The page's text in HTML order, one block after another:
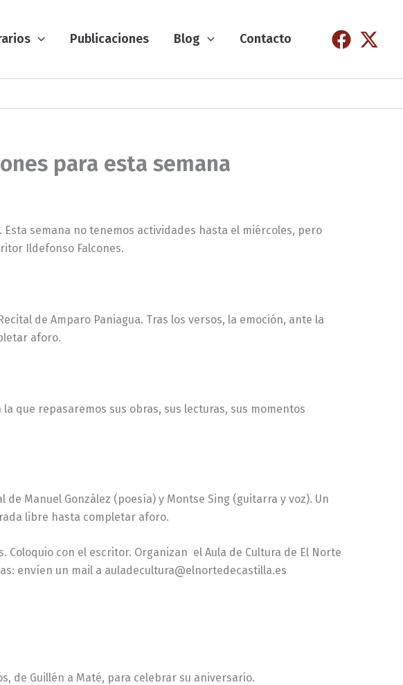
Publicaciones Blog Contacto
para esta semana
semana no tenemos actividades hasta el miércoles, pero
Ildefonso Falcones.
Recital de Amparo Paniagua. Tras los versos, la emoción, ante la
aforo.
que repasaremos sus obras, sus lecturas, sus momentos
de Manuel González (poesía) y Montse Sing (guitarra y voz). Un
libre hasta completar aforo.
Coloquio con el escritor. Organizan el Aula de Cultura de El Norte
envíen un mail a auladecultura@elnortedecastilla.es
de Guillén a Maté, para celebrar su aniversario.